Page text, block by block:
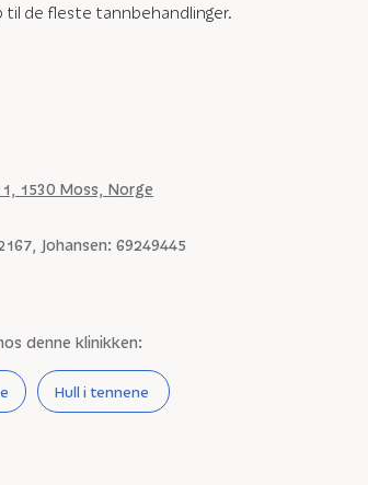
til de fleste tannbehandlinger.
1530 Moss, Norge
Johansen: 69249445
denne klinikken:
Hull i tennene